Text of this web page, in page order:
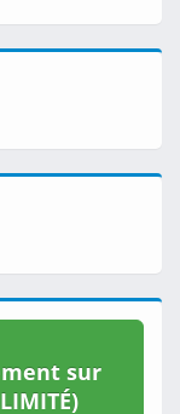
sur